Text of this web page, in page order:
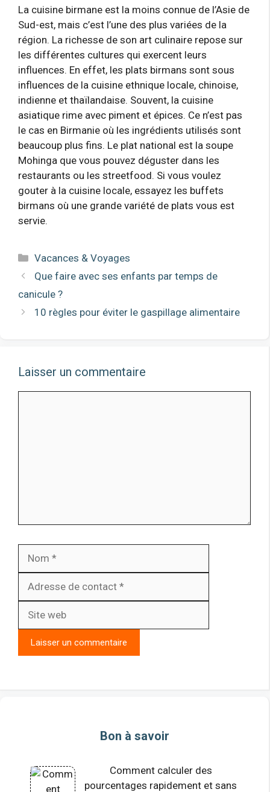
La cuisine birmane est la moins connue de l’Asie de
Sud-est, mais c’est l’une des plus variées de la
région. La richesse de son art culinaire repose sur
les différentes cultures qui exercent leurs
influences. En effet, les plats birmans sont sous
influences de la cuisine ethnique locale, chinoise,
indienne et thaïlandaise. Souvent, la cuisine
asiatique rime avec piment et épices. Ce n’est pas
le cas en Birmanie où les ingrédients utilisés sont
beaucoup plus fins. Le plat national est la soupe
Mohinga que vous pouvez déguster dans les
restaurants ou les streetfood. Si vous voulez
gouter à la cuisine locale, essayez les buffets
birmans où une grande variété de plats vous est
servie.
Catégories
Vacances & Voyages
Que faire avec ses enfants par temps de
canicule ?
10 règles pour éviter le gaspillage alimentaire
Laisser un commentaire
Bon à savoir
Comment calculer des
pourcentages rapidement et sans